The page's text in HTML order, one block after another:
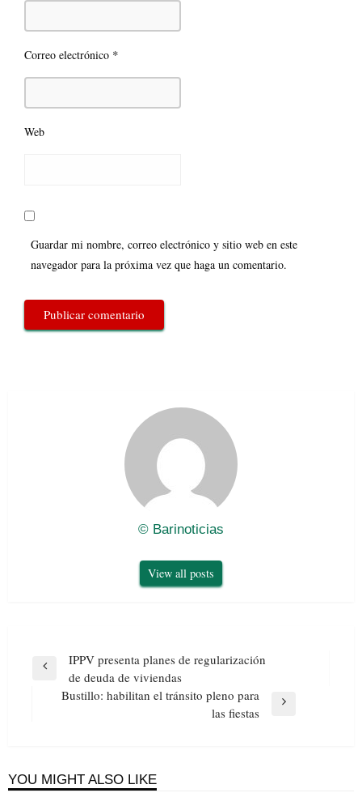
Correo electrónico *
Web
Guardar mi nombre, correo electrónico y sitio web en este
navegador para la próxima vez que haga un comentario.
© Barinoticias
View all posts
Navegación
entradas
Previous
IPPV presenta planes de regularización
de deuda de viviendas
Bustillo: habilitan el tránsito pleno para
las fiestas
YOU MIGHT ALSO LIKE